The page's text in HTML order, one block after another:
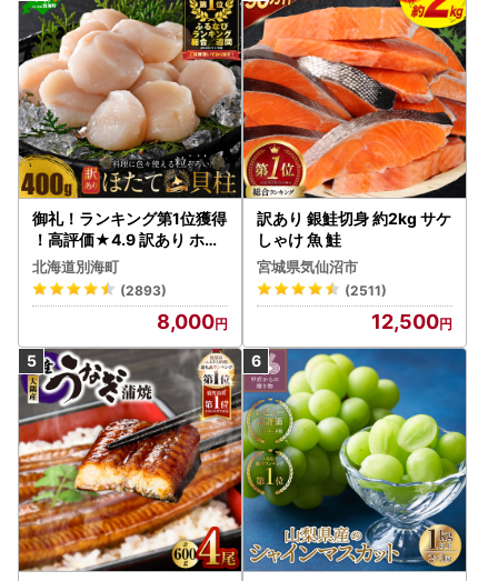
御礼！ランキング第1位獲得
！高評価★4.9 訳あり ホタ
テ 400g（ほたて 帆立 貝柱
冷凍 ）
北海道別海町
(2893)
8,000
訳あり 銀鮭切身 約2kg サケ
しゃけ 魚 鮭
宮城県気仙沼市
(2511)
12,500